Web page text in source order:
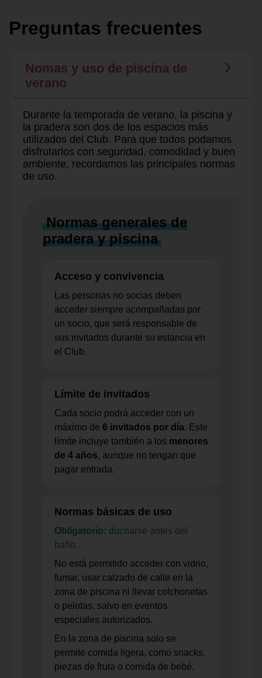
Preguntas frecuentes
Nomas y uso de piscina de
verano
Durante la temporada de verano, la piscina y
la pradera son dos de los espacios más
utilizados del Club. Para que todos podamos
disfrutarlos con seguridad, comodidad y buen
ambiente, recordamos las principales normas
de uso.
Normas generales de
pradera y piscina
Acceso y convivencia
Las personas no socias deben
acceder siempre acompañadas por
un socio, que será responsable de
sus invitados durante su estancia en
el Club.
Límite de invitados
Cada socio podrá acceder con un
máximo de 6 invitados por día. Este
límite incluye también a los menores
de 4 años, aunque no tengan que
pagar entrada.
Normas básicas de uso
Obligatorio: ducharse antes del
baño.
No está permitido acceder con vidrio,
fumar, usar calzado de calle en la
zona de piscina ni llevar colchonetas
o pelotas, salvo en eventos
especiales autorizados.
En la zona de piscina solo se
permite comida ligera, como snacks,
piezas de fruta o comida de bebé.